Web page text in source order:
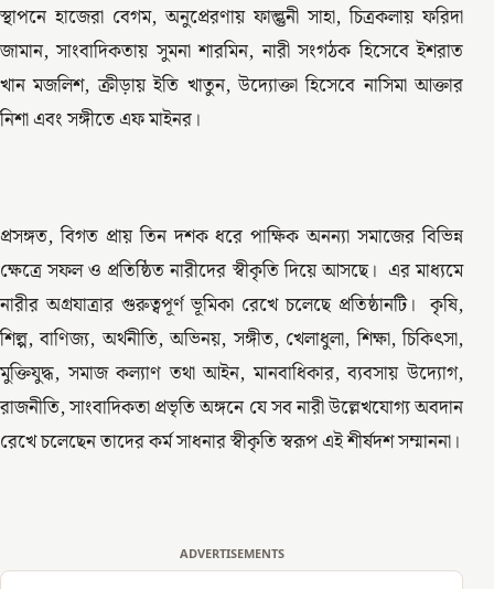
স্থাপনে হাজেরা বেগম, অনুপ্রেরণায় ফাল্গুনী সাহা, চিত্রকলায় ফরিদা
জামান, সাংবাদিকতায় সুমনা শারমিন, নারী সংগঠক হিসেবে ইশরাত
খান মজলিশ, ক্রীড়ায় ইতি খাতুন, উদ্যোক্তা হিসেবে নাসিমা আক্তার
নিশা এবং সঙ্গীতে এফ মাইনর।
প্রসঙ্গত, বিগত প্রায় তিন দশক ধরে পাক্ষিক অনন্যা সমাজের বিভিন্ন
ক্ষেত্রে সফল ও প্রতিষ্ঠিত নারীদের স্বীকৃতি দিয়ে আসছে। এর মাধ্যমে
নারীর অগ্রযাত্রার গুরুত্বপূর্ণ ভূমিকা রেখে চলেছে প্রতিষ্ঠানটি। কৃষি,
শিল্প, বাণিজ্য, অর্থনীতি, অভিনয়, সঙ্গীত, খেলাধুলা, শিক্ষা, চিকিৎসা,
মুক্তিযুদ্ধ, সমাজ কল্যাণ তথা আইন, মানবাধিকার, ব্যবসায় উদ্যোগ,
রাজনীতি, সাংবাদিকতা প্রভৃতি অঙ্গনে যে সব নারী উল্লেখযোগ্য অবদান
রেখে চলেছেন তাদের কর্ম সাধনার স্বীকৃতি স্বরূপ এই শীর্ষদশ সম্মাননা।
ADVERTISEMENTS